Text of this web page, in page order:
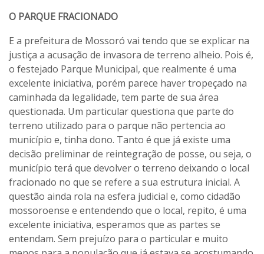
O PARQUE FRACIONADO
E a prefeitura de Mossoró vai tendo que se explicar na
justiça a acusação de invasora de terreno alheio. Pois é,
o festejado Parque Municipal, que realmente é uma
excelente iniciativa, porém parece haver tropeçado na
caminhada da legalidade, tem parte de sua área
questionada. Um particular questiona que parte do
terreno utilizado para o parque não pertencia ao
município e, tinha dono. Tanto é que já existe uma
decisão preliminar de reintegração de posse, ou seja, o
município terá que devolver o terreno deixando o local
fracionado no que se refere a sua estrutura inicial. A
questão ainda rola na esfera judicial e, como cidadão
mossoroense e entendendo que o local, repito, é uma
excelente iniciativa, esperamos que as partes se
entendam. Sem prejuízo para o particular e muito